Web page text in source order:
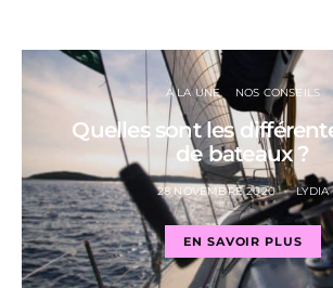
A LA UNE NOS CONSEILS
Quelles sont les
de bateaux ?
28 NOVEMBRE 2020 LYDIA
EN SAVOIR PLUS